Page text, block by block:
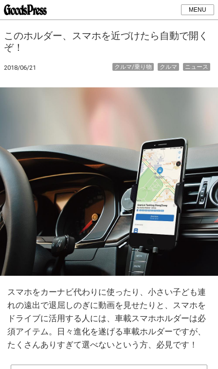
MENU
このホルダー、スマホを近づけたら自動で開く
ぞ！
2018/06/21 ニュース
クルマ
クルマ/乗り物
スマホをカーナビ代わりに使ったり、小さい子ども連
れの遠出で退屈しのぎに動画を見せたりと、スマホを
ドライブに活用する人には、車載スマホホルダーは必
須アイテム。日々進化を遂げる車載ホルダーですが、
たくさんありすぎて選べないという方、必見です！